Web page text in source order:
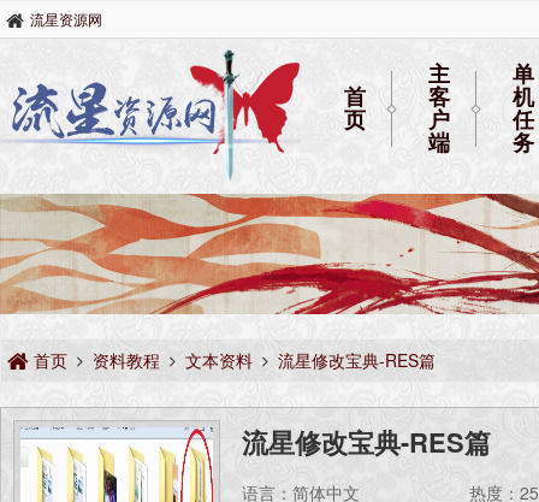
流星资源网
首
页
主
客
户
端
单
机
任
务
首页 资料教程 文本资料 流星修改宝典-RES篇
流星修改宝典-RES篇
语言：简体中文
热度：